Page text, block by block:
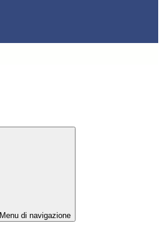
Menu di navigazione